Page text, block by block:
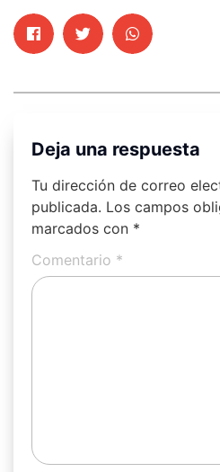
Deja una respuesta
Tu dirección de correo
publicada. Los campos
marcados con *
Comentario *